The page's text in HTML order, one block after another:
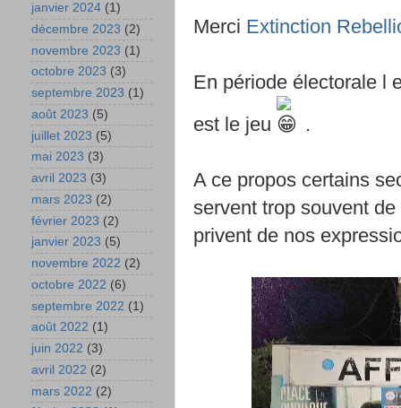
Merci Extinction
En période électorale l
est le jeu
.
A ce propos certains
servent trop souvent
privent de nos
janvier 2024 (1)
décembre 2023 (2)
novembre 2023 (1)
octobre 2023 (3)
septembre 2023 (1)
août 2023 (5)
juillet 2023 (5)
mai 2023 (3)
avril 2023 (3)
mars 2023 (2)
février 2023 (2)
janvier 2023 (5)
novembre 2022 (2)
octobre 2022 (6)
septembre 2022 (1)
août 2022 (1)
juin 2022 (3)
avril 2022 (2)
mars 2022 (2)